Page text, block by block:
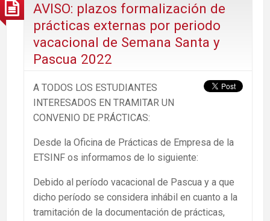
AVISO: plazos formalización de
prácticas externas por periodo
vacacional de Semana Santa y
Pascua 2022
A TODOS LOS ESTUDIANTES
INTERESADOS EN TRAMITAR UN
CONVENIO DE PRÁCTICAS:
Desde la Oficina de Prácticas de Empresa de la
ETSINF os informamos de lo siguiente:
Debido al período vacacional de Pascua y a que
dicho período se considera inhábil en cuanto a la
tramitación de la documentación de prácticas,